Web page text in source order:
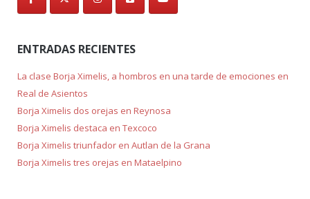
ENTRADAS RECIENTES
La clase Borja Ximelis, a hombros en una tarde de emociones en
Real de Asientos
Borja Ximelis dos orejas en Reynosa
Borja Ximelis destaca en Texcoco
Borja Ximelis triunfador en Autlan de la Grana
Borja Ximelis tres orejas en Mataelpino